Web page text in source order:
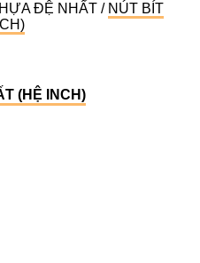
ĐỆ NHẤT / NÚT BÍT
(HỆ INCH)